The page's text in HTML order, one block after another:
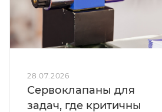
28.07.2026
Сервоклапаны для
задач, где критичны